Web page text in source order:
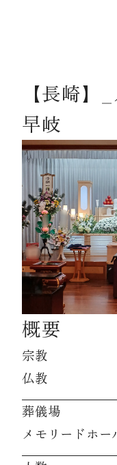
メモリー
葬儀の流れ
事例
施設案内
お知らせ
資料請求
お見積もり
お問合わせ
【長崎】
早岐
概要
宗教
仏教
葬儀場
メモリードホー